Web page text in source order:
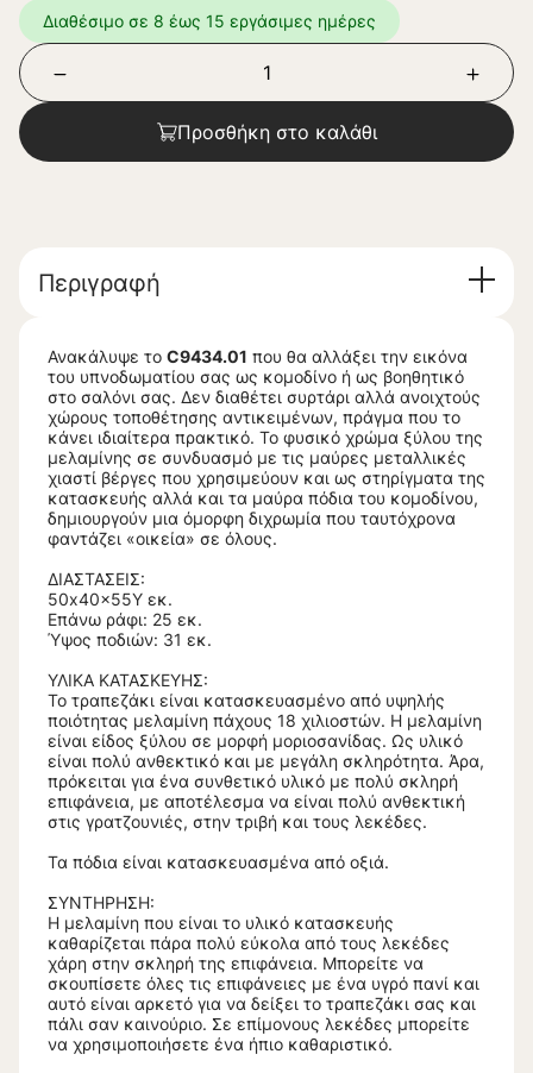
Διαθέσιμο σε 8 έως 15 εργάσιμες ημέρες
Προσθήκη στο καλάθι
Περιγραφή
Ανακάλυψε το C9434.01 που θα αλλάξει την εικόνα
του υπνοδωματίου σας ως κομοδίνο ή ως βοηθητικό
στο σαλόνι σας. Δεν διαθέτει συρτάρι αλλά ανοιχτούς
χώρους τοποθέτησης αντικειμένων, πράγμα που το
κάνει ιδιαίτερα πρακτικό. Το φυσικό χρώμα ξύλου της
μελαμίνης σε συνδυασμό με τις μαύρες μεταλλικές
χιαστί βέργες που χρησιμεύουν και ως στηρίγματα της
κατασκευής αλλά και τα μαύρα πόδια του κομοδίνου,
δημιουργούν μια όμορφη διχρωμία που ταυτόχρονα
φαντάζει «οικεία» σε όλους.
ΔΙΑΣΤΑΣΕΙΣ:
50x40x55Υ εκ.
Επάνω ράφι: 25 εκ.
Ύψος ποδιών: 31 εκ.
ΥΛΙΚΑ ΚΑΤΑΣΚΕΥΗΣ:
Το τραπεζάκι είναι κατασκευασμένο από υψηλής
ποιότητας μελαμίνη πάχους 18 χιλιοστών. Η μελαμίνη
είναι είδος ξύλου σε μορφή μοριοσανίδας. Ως υλικό
είναι πολύ ανθεκτικό και με μεγάλη σκληρότητα. Άρα,
πρόκειται για ένα συνθετικό υλικό με πολύ σκληρή
επιφάνεια, με αποτέλεσμα να είναι πολύ ανθεκτική
στις γρατζουνιές, στην τριβή και τους λεκέδες.
Τα πόδια είναι κατασκευασμένα από οξιά.
ΣΥΝΤΗΡΗΣΗ:
Η μελαμίνη που είναι το υλικό κατασκευής
καθαρίζεται πάρα πολύ εύκολα από τους λεκέδες
χάρη στην σκληρή της επιφάνεια. Μπορείτε να
σκουπίσετε όλες τις επιφάνειες με ένα υγρό πανί και
αυτό είναι αρκετό για να δείξει το τραπεζάκι σας και
πάλι σαν καινούριο. Σε επίμονους λεκέδες μπορείτε
να χρησιμοποιήσετε ένα ήπιο καθαριστικό.